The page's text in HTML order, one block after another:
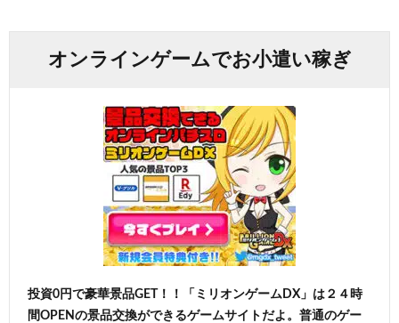
オンラインゲームでお小遣い稼ぎ
投資0円で豪華景品GET！！「ミリオンゲームDX」は２４時
間OPENの景品交換ができるゲームサイトだよ。普通のゲー